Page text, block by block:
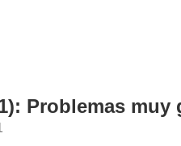
Problemas muy